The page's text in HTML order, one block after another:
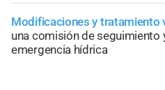
Modificaciones y tratamiento
una comisión de seguimiento
emergencia hídrica